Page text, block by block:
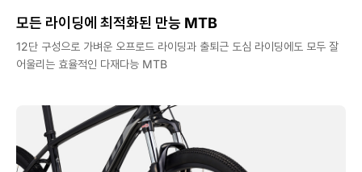
모든 라이딩에 최적화된 만능 MTB
12단 구성으로 가벼운 오프로드 라이딩과 출퇴근 도심 라이딩에도 모두 잘
어울리는 효율적인 다재다능 MTB